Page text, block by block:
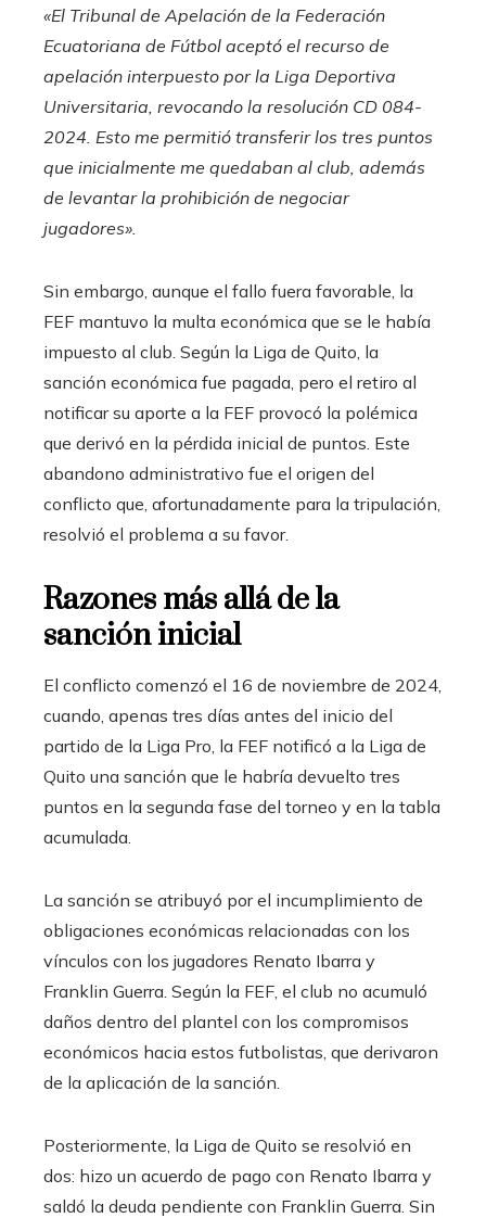
«El Tribunal de Apelación de la Federación
Ecuatoriana de Fútbol aceptó el recurso de
apelación interpuesto por la Liga Deportiva
Universitaria, revocando la resolución CD 084-
2024. Esto me permitió transferir los tres puntos
que inicialmente me quedaban al club, además
de levantar la prohibición de negociar
jugadores».
Sin embargo, aunque el fallo fuera favorable, la
FEF mantuvo la multa económica que se le había
impuesto al club. Según la Liga de Quito, la
sanción económica fue pagada, pero el retiro al
notificar su aporte a la FEF provocó la polémica
que derivó en la pérdida inicial de puntos. Este
abandono administrativo fue el origen del
conflicto que, afortunadamente para la tripulación,
resolvió el problema a su favor.
Razones más allá de la
sanción inicial
El conflicto comenzó el 16 de noviembre de 2024,
cuando, apenas tres días antes del inicio del
partido de la Liga Pro, la FEF notificó a la Liga de
Quito una sanción que le habría devuelto tres
puntos en la segunda fase del torneo y en la tabla
acumulada.
La sanción se atribuyó por el incumplimiento de
obligaciones económicas relacionadas con los
vínculos con los jugadores Renato Ibarra y
Franklin Guerra. Según la FEF, el club no acumuló
daños dentro del plantel con los compromisos
económicos hacia estos futbolistas, que derivaron
de la aplicación de la sanción.
Posteriormente, la Liga de Quito se resolvió en
dos: hizo un acuerdo de pago con Renato Ibarra y
saldó la deuda pendiente con Franklin Guerra. Sin